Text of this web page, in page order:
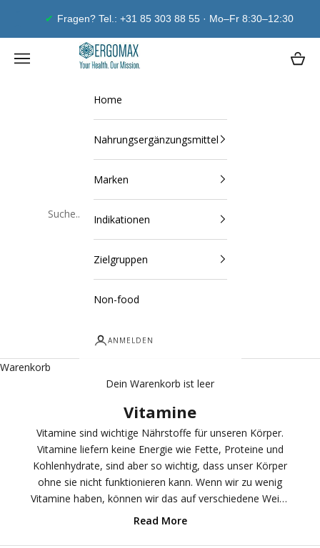
Fragen? Tel.: +31 85 303 88 55 · Mo–Fr 8:30–12:30
Ergomax
Navigationsmenü öffnen
Home
Nahrungsergänzungsmittel
Marken
Indikationen
Zielgruppen
Non-food
ANMELDEN
Warenkorb
Dein Warenkorb ist leer
Vitamine
Vitamine sind wichtige Nährstoffe für unseren Körper.
Vitamine liefern keine Energie wie Fette, Proteine und
Kohlenhydrate, sind aber so wichtig, dass unser Körper
ohne sie nicht funktionieren kann. Wenn wir zu wenig
Vitamine haben, können wir das auf verschiedene Weise
körperlich bemerken. Die meisten Vitamine können wir
Read More